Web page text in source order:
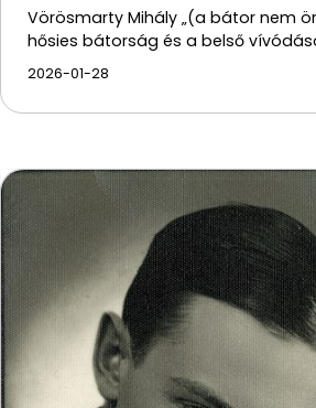
Vörösmarty Mihály „(a bátor nem
hősies bátorság és a belső
2026-01-28